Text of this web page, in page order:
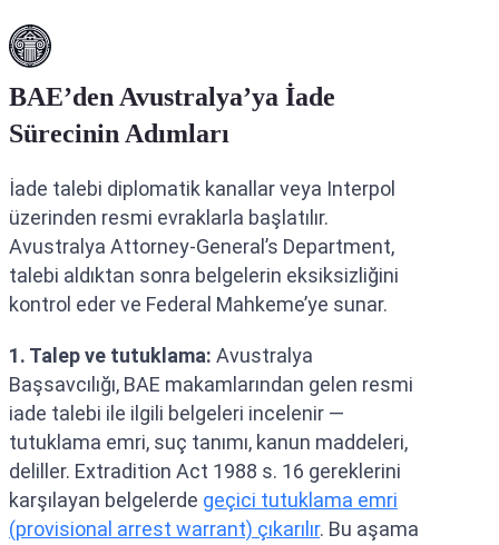
BAE’den Avustralya’ya İade
Sürecinin Adımları
İade talebi diplomatik kanallar veya Interpol
üzerinden resmi evraklarla başlatılır.
Avustralya Attorney-General’s Department,
talebi aldıktan sonra belgelerin eksiksizliğini
kontrol eder ve Federal Mahkeme’ye sunar.
1. Talep ve tutuklama: Avustralya
Başsavcılığı, BAE makamlarından gelen resmi
iade talebi ile ilgili belgeleri incelenir —
tutuklama emri, suç tanımı, kanun maddeleri,
deliller. Extradition Act 1988 s. 16 gereklerini
karşılayan belgelerde geçici tutuklama emri
(provisional arrest warrant) çıkarılır. Bu aşama